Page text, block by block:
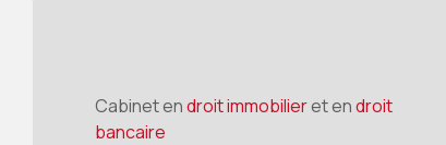
Cabinet endroit immobilieret endroit
bancaire